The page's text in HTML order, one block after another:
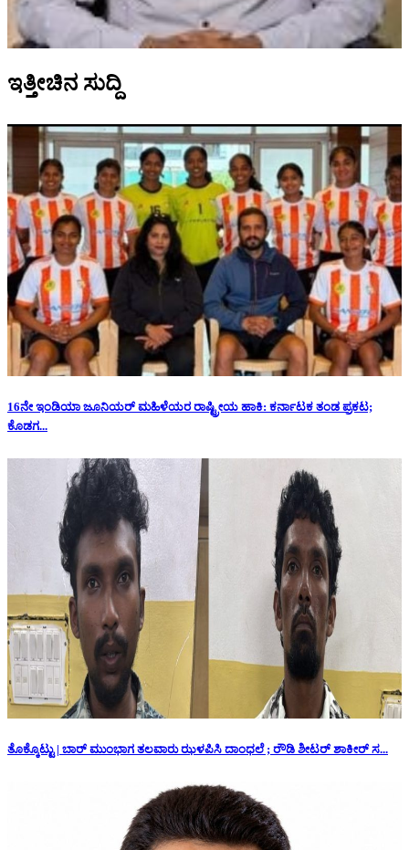
ಇತ್ತೀಚಿನ ಸುದ್ದಿ
16ನೇ ಇಂಡಿಯಾ ಜೂನಿಯರ್ ಮಹಿಳೆಯರ ರಾಷ್ಟ್ರೀಯ ಹಾಕಿ: ಕರ್ನಾಟಕ ತಂಡ ಪ್ರಕಟ;
ಕೊಡಗ...
ತೊಕ್ಕೊಟ್ಟು | ಬಾರ್ ಮುಂಭಾಗ ತಲವಾರು ಝಳಪಿಸಿ ದಾಂಧಲೆ ; ರೌಡಿ ಶೀಟರ್ ಶಾಕೀರ್ ಸ...